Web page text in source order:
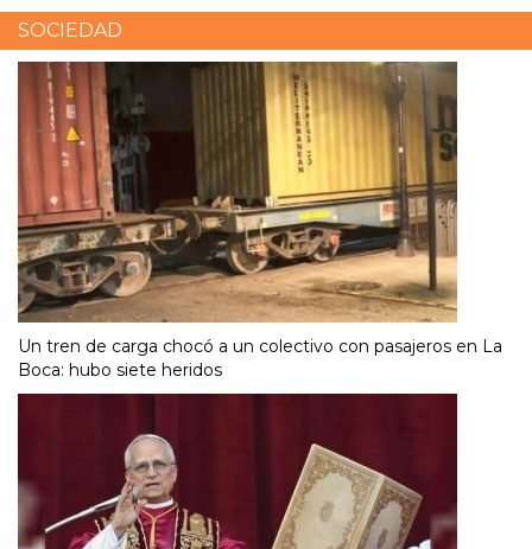
SOCIEDAD
Un tren de carga chocó a un colectivo con pasajeros en La
Boca: hubo siete heridos